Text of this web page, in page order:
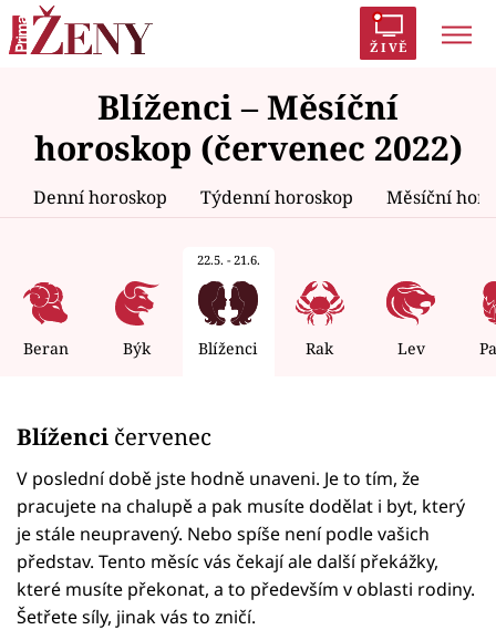
ŽIVĚ
Polabí Inspekce Prostřeno!
AYTO?
Módní alarm
Zrádci Proměny
Témata
Celebrity
Seriály
Horoskopy
Sledujte prima+
Filmový festival Karlovy Vary
Blíženci – Měsíční
horoskop (červenec 2022)
Denní horoskop Týdenní horoskop Měsíční
Beran Býk
22.5. - 21.6.
Blíženci Rak Lev
Blíženci červenec
V poslední době jste hodně unaveni. Je to tím, že
pracujete na chalupě a pak musíte dodělat i byt, který
je stále neupravený. Nebo spíše není podle vašich
představ. Tento měsíc vás čekají ale další překážky,
které musíte překonat, a to především v oblasti rodiny.
Šetřete síly, jinak vás to zničí.